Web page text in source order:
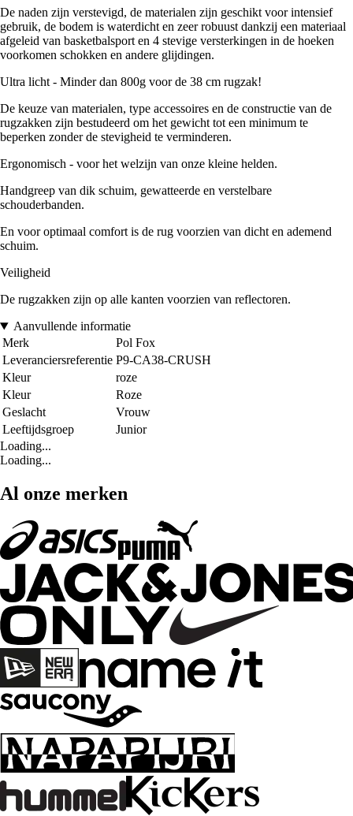
De naden zijn verstevigd, de materialen zijn geschikt voor intensief
gebruik, de bodem is waterdicht en zeer robuust dankzij een materiaal
afgeleid van basketbalsport en 4 stevige versterkingen in de hoeken
voorkomen schokken en andere glijdingen.
Ultra licht - Minder dan 800g voor de 38 cm rugzak!
De keuze van materialen, type accessoires en de constructie van de
rugzakken zijn bestudeerd om het gewicht tot een minimum te
beperken zonder de stevigheid te verminderen.
Ergonomisch - voor het welzijn van onze kleine helden.
Handgreep van dik schuim, gewatteerde en verstelbare
schouderbanden.
En voor optimaal comfort is de rug voorzien van dicht en ademend
schuim.
Veiligheid
De rugzakken zijn op alle kanten voorzien van reflectoren.
Aanvullende informatie
Merk
Pol Fox
Leveranciersreferentie P9-CA38-CRUSH
Kleur
roze
Kleur
Roze
Geslacht
Vrouw
Leeftijdsgroep
Junior
Loading...
Loading...
Al onze merken